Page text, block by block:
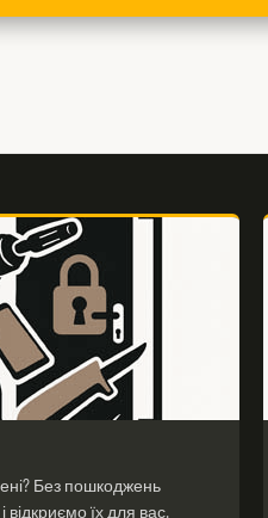
Без пошкоджень
їх для вас.